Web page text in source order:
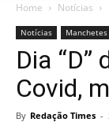
Home Notícias
Notícias Manchetes
Dia
Covid,
By Redação Times -